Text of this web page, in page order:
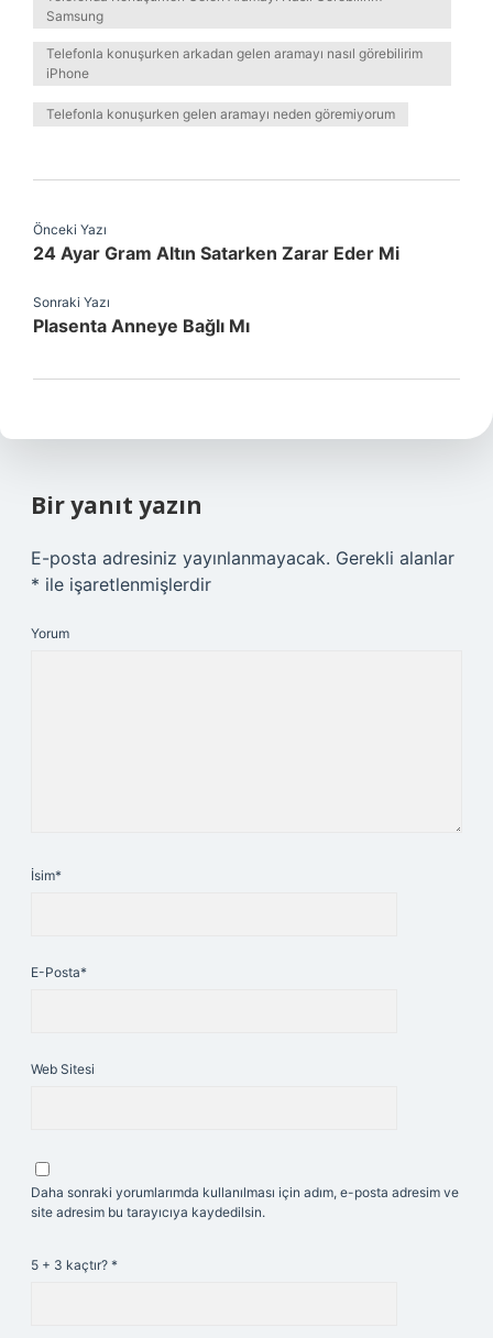
Samsung
Telefonla konuşurken arkadan gelen aramayı nasıl görebilirim
iPhone
Telefonla konuşurken gelen aramayı neden göremiyorum
Önceki Yazı
24 Ayar Gram Altın Satarken Zarar Eder Mi
Sonraki Yazı
Plasenta Anneye Bağlı Mı
Bir yanıt yazın
E-posta adresiniz yayınlanmayacak. Gerekli alanlar
* ile işaretlenmişlerdir
Yorum
İsim*
E-Posta*
Web Sitesi
Daha sonraki yorumlarımda kullanılması için adım, e-posta adresim ve
site adresim bu tarayıcıya kaydedilsin.
5 + 3 kaçtır? *